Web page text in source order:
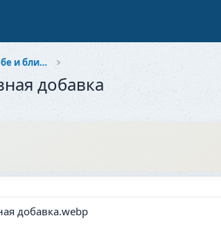
Здоровье и красота: Забота о себе и близких
добавка